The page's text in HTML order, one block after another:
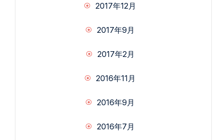
2017年12月
2017年9月
2017年2月
2016年11月
2016年9月
2016年7月